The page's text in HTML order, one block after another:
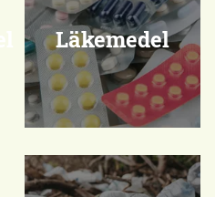
Läkemedel